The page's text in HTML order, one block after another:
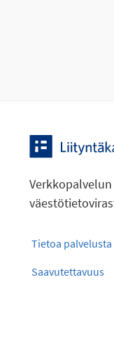
Tietoa palvelusta
Saavutettavuus